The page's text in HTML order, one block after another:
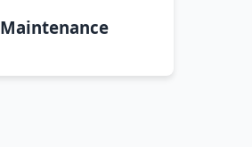
Maintenance